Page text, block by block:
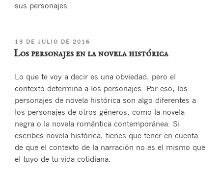
sus personajes.
PUBLICADO
EL
13 DE JULIO DE 2016
Los personajes en la novela histórica
Lo que te voy a decir es una obviedad, pero el
contexto determina a los personajes. Por eso, los
personajes de novela histórica son algo diferentes a
los personajes de otros géneros, como la novela
negra o la novela romántica contemporánea. Si
escribes novela histórica, tienes que tener en cuenta
de que el contexto de la narración no es el mismo que
el tuyo de tu vida cotidiana.